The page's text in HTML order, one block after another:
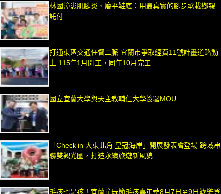
林國漳患肌腱炎、磨平鞋底：用最真實的腳步承載鄉親
託付
打通東區交通任督二脈 宜蘭市爭取經費11號計畫道路動
土 115年1月開工，同年10月完工
國立宜蘭大學與天主教輔仁大學簽署MOU
「Check in 大東北角 皇冠海岸」開展發表會登場 跨域串
聯雙觀光圈，打造永續旅遊新風貌
毛孩也是孩！宜蘭童玩節毛孩嘉年華8月7日至9日歡樂登